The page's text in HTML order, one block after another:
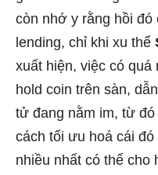
còn nhớ y rằng hồi đó
lending, chỉ khi xu thế
xuất hiện, việc có
hold coin trên sàn,
tử đang nằm im, từ
cách tối ưu hoá cái
nhiều nhất có thể cho